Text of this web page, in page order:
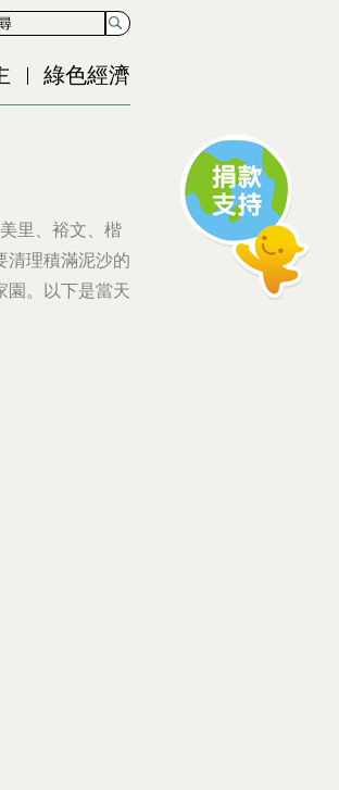
綠色經濟
里、裕文、楷
清理積滿泥沙的
園。以下是當天